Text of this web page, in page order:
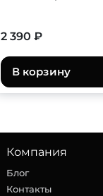
2 390 ₽
В корзину
Компания
Блог
Контакты